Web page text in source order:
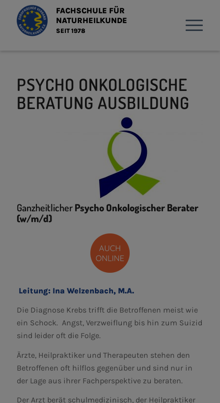
FACHSCHULE FÜR
NATURHEILKUNDE
SEIT 1978
PSYCHO ONKOLOGISCHE
BERATUNG AUSBILDUNG
GanzheitlicherPsycho Onkologischer Berater
(w/m/d)
Leitung: Ina Welzenbach, M.A.
Die Diagnose Krebs trifft die Betroffenen meist wie
ein Schock. Angst, Verzweiflung bis hin zum Suizid
sind leider oft die Folge.
Ärzte, Heilpraktiker und Therapeuten stehen den
Betroffenen oft hilflos gegenüber und sind nur in
der Lage aus ihrer Fachperspektive zu beraten.
Der Arzt berät schulmedizinisch, der Heilpraktiker